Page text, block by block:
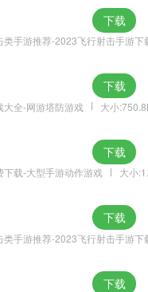
手游推荐-2023飞行射击手游下
下载
大全-网游塔防游戏 大小
下载
载-大型手游动作游戏 大小
下载
手游推荐-2023飞行射击手游下
下载
下载